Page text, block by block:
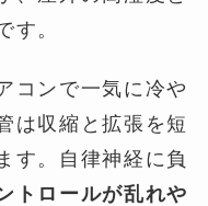
す。
コンで一気に冷や
は収縮と拡張を短
す。自律神経に負
トロールが乱れや